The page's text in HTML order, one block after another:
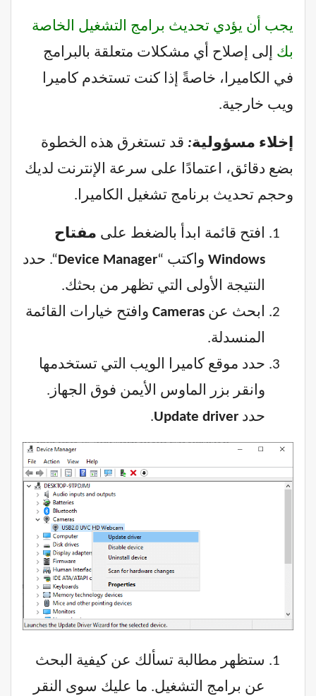
يجب أن يؤدي تحديث برامج التشغيل الخاصة
بك إلى إصلاح أي مشكلات متعلقة بالبرامج
في الكاميرا، خاصةً إذا كنت تستخدم كاميرا
ويب خارجية.
إخلاء مسؤولية: قد تستغرق هذه الخطوة
بضع دقائق، اعتمادًا على سرعة الإنترنت لديك
وحجم تحديث برنامج تشغيل الكاميرا.
افتح قائمة ابدأ بالضغط على مفتاح
Windows واكتب “Device Manager “. حدد
النتيجة الأولى التي تظهر من بحثك.
ابحث عن Cameras وافتح خيارات القائمة
المنسدلة.
حدد موقع كاميرا الويب التي تستخدمها
وانقر بزر الماوس الأيمن فوق الجهاز.
حدد Update driver
.
ستظهر مطالبة تسألك عن كيفية البحث
عن برامج التشغيل. ما عليك سوى النقر